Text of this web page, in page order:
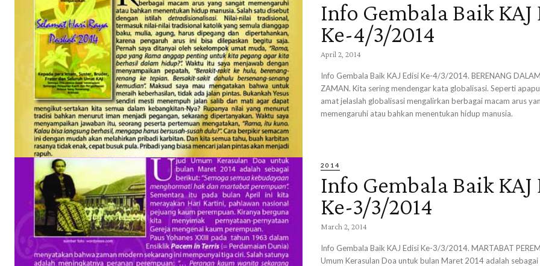
Info Gembala Baik KAJ
Ke-4/3/2014
April 2, 2014
Info Gembala Baik KAJ Edisi Ke-4/3/2014. BERENANG
ZAMAN. Kita sering mendengar kata globalisasi. Seperti
amat jelaslah globalisasi mengalirkan berbagai macam arus
memengaruhi atau bahkan menentukan hidup manusia.
2014
Info Gembala Baik KAJ
Ke-3/3/2014
March 2, 2014
Info Gembala Baik KAJ Edisi Ke-3/3/2014. MARTABAT
Umum Kerasulan Doa untuk bulan Maret 2014 adalah